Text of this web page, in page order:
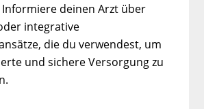
deinen Arzt über
integrative
die du verwendest, um
und sichere Versorgung zu